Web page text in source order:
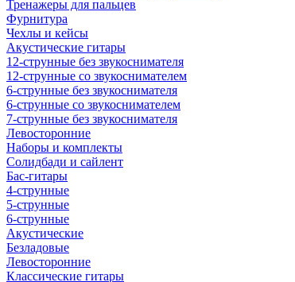
Тренажеры для пальцев
Фурнитура
Чехлы и кейсы
Акустические гитары
12-струнные без звукоснимателя
12-струнные со звукоснимателем
6-струнные без звукоснимателя
6-струнные со звукоснимателем
7-струнные без звукоснимателя
Левосторонние
Наборы и комплекты
Солидбади и сайлент
Бас-гитары
4-струнные
5-струнные
6-струнные
Акустические
Безладовые
Левосторонние
Классические гитары